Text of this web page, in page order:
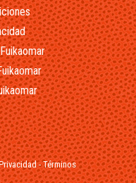
-Términos